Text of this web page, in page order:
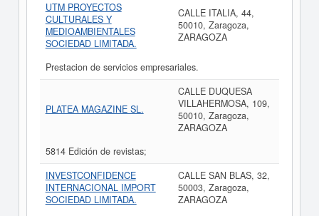
UTM PROYECTOS
CULTURALES Y
MEDIOAMBIENTALES
SOCIEDAD LIMITADA.
CALLE ITALIA, 44,
50010, Zaragoza,
ZARAGOZA
Prestacion de servicios empresariales.
PLATEA MAGAZINE SL.
CALLE DUQUESA
VILLAHERMOSA, 109,
50010, Zaragoza,
ZARAGOZA
5814 Edición de revistas;
INVESTCONFIDENCE
INTERNACIONAL IMPORT
SOCIEDAD LIMITADA.
CALLE SAN BLAS, 32,
50003, Zaragoza,
ZARAGOZA